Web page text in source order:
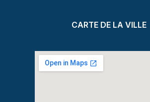
CARTE DE LA VILLE